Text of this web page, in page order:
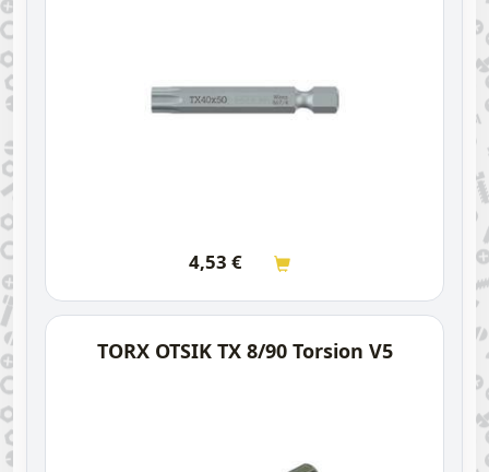
4,53 €
TORX OTSIK TX 8/90 Torsion V5